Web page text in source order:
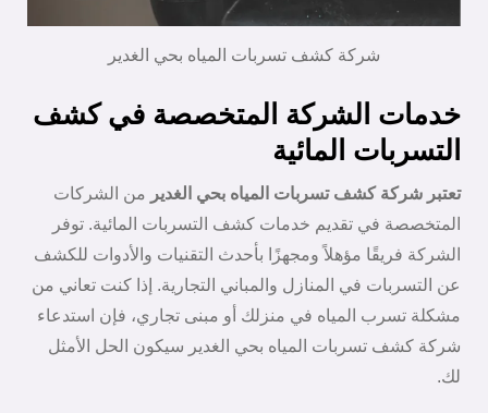
شركة كشف تسربات المياه بحي الغدير
خدمات الشركة المتخصصة في كشف
التسربات المائية
تعتبر شركة كشف تسربات المياه بحي الغدير من الشركات
المتخصصة في تقديم خدمات كشف التسربات المائية. توفر
الشركة فريقًا مؤهلاً ومجهزًا بأحدث التقنيات والأدوات للكشف
عن التسربات في المنازل والمباني التجارية. إذا كنت تعاني من
مشكلة تسرب المياه في منزلك أو مبنى تجاري، فإن استدعاء
شركة كشف تسربات المياه بحي الغدير سيكون الحل الأمثل
لك.